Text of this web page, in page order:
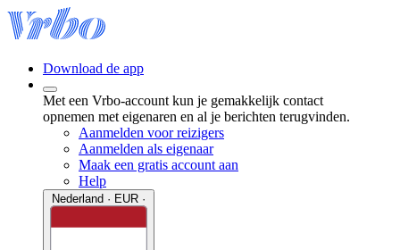
Download de app
Met een Vrbo-account kun je gemakkelijk contact
opnemen met eigenaren en al je berichten terugvinden.
Aanmelden voor reizigers
Aanmelden als eigenaar
Maak een gratis account aan
Help